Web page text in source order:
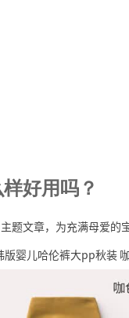
好用吗？
题文章，为充满母爱的
婴儿哈伦裤大pp秋装